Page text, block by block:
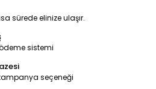
sürede elinize ulaşır.
sistemi
seçeneği